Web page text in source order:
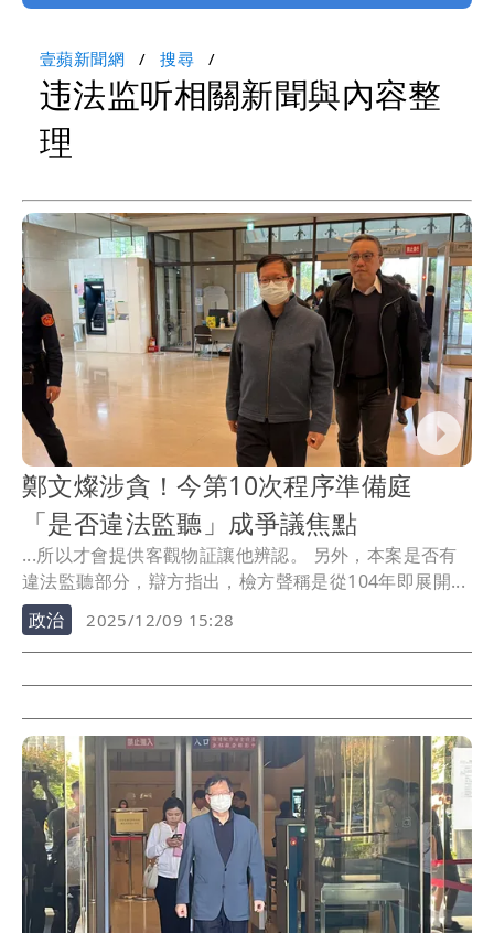
壹蘋新聞網 搜尋
违法监听相關新聞與內容整
理
鄭文燦涉貪！今第10次程序準備庭
「是否違法監聽」成爭議焦點
...所以才會提供客觀物証讓他辨認。 另外，本案是否有
違法監聽部分，辯方指出，檢方聲稱是從104年即展開...
政治
2025/12/09 15:28